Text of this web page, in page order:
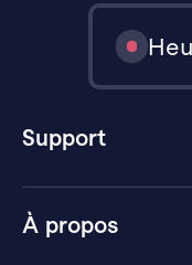
À propos
Support